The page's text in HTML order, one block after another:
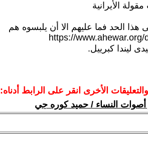
الأيرانية
هذا الحد فما عليهم الا أن يلبسوه هم
https://
ليندا كبرييل.
الأخرى انقر على الرابط أدناه:
أصوات النساء / حميد كوره جي